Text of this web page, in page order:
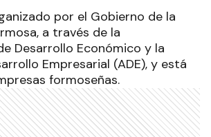
por el Gobierno de la
a través de la
Desarrollo Económico y la
Empresarial (ADE), y está
formoseñas.